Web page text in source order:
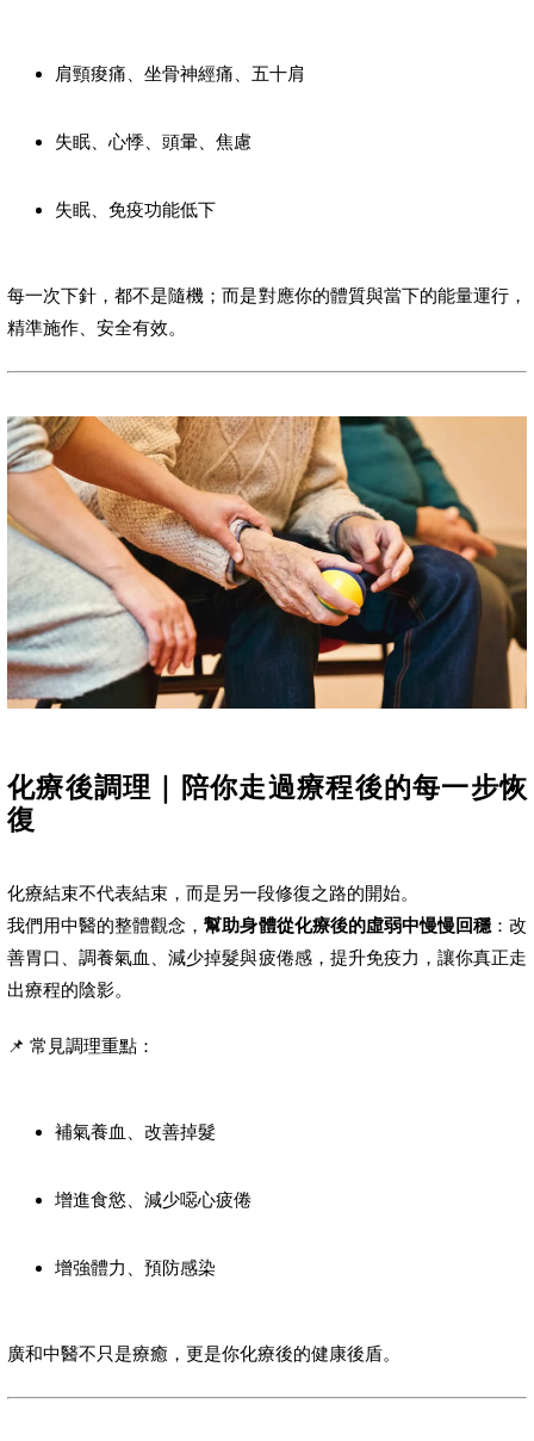
肩頸痠痛、坐骨神經痛、五十肩
失眠、心悸、頭暈、焦慮
失眠、免疫功能低下
每一次下針，都不是隨機；而是對應你的體質與當下的能量運行，
精準施作、安全有效。
化療後調理｜陪你走過療程後的每一步恢
復
化療結束不代表結束，而是另一段修復之路的開始。
我們用中醫的整體觀念，幫助身體從化療後的虛弱中慢慢回穩：改
善胃口、調養氣血、減少掉髮與疲倦感，提升免疫力，讓你真正走
出療程的陰影。
📌 常見調理重點：
補氣養血、改善掉髮
增進食慾、減少噁心疲倦
增強體力、預防感染
廣和中醫不只是療癒，更是你化療後的健康後盾。